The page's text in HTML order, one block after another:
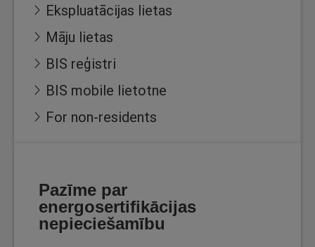
Ekspluatācijas lietas
Māju lietas
BIS reģistri
BIS mobile lietotne
For non-residents
Pazīme par
energosertifikācijas
nepieciešamību